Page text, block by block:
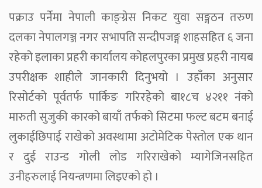
पक्राउ पर्नेमा नेपाली काङ्ग्रेस निकट युवा सङ्गठन तरुण
दलका नेपालगञ्ज नगर सभापति सन्दीपजङ्ग शाहसहित ६ जना
रहेको इलाका प्रहरी कार्यालय कोहलपुरका प्रमुख प्रहरी नायब
उपरीक्षक शाहीले जानकारी दिनुभयो । उहाँका अनुसार
रिसोर्टको पूर्वतर्फ पार्किङ गरिरहेको बा१८च ४२११ नंको
मारुती सुजुकी कारको बायाँ तर्फको सिटमा फल्ट बटम बनाई
लुकाईछिपाई राखेको अवस्थामा अटोमेटिक पेस्तोल एक थान
र दुई राउन्ड गोली लोड गरिराखेको म्यागेजिनसहित
उनीहरुलाई नियन्त्रणमा लिइएको हो ।